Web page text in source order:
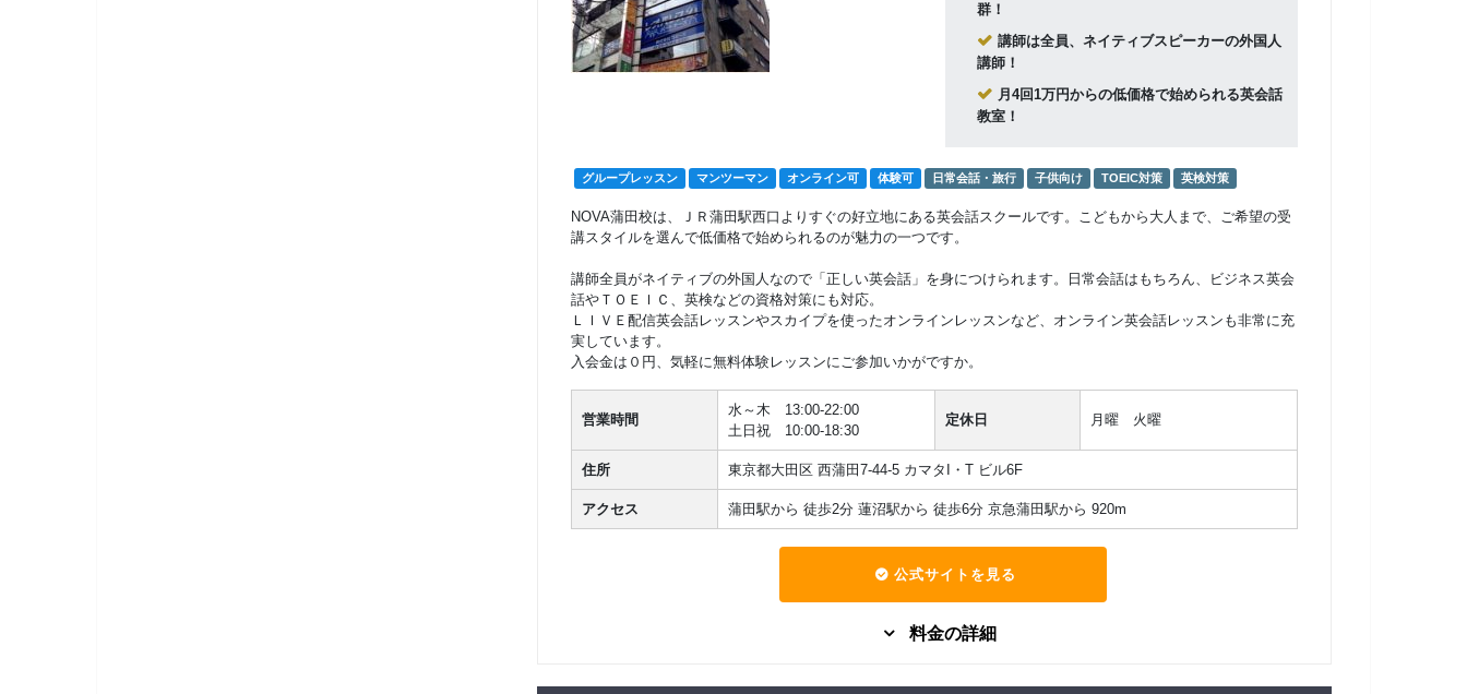
群！
講師は全員、ネイティブスピーカーの外国人
講師！
月4回1万円からの低価格で始められる英会話
教室！
グループレッスン マンツーマン オンライン可 体験可 日常会話・旅行 子供向け TOEIC対策 英検対策
NOVA蒲田校は、ＪＲ蒲田駅西口よりすぐの好立地にある英会話スクールです。こどもから大人まで、ご希望の受
講スタイルを選んで低価格で始められるのが魅力の一つです。
講師全員がネイティブの外国人なので「正しい英会話」を身につけられます。日常会話はもちろん、ビジネス英会
話やＴＯＥＩＣ、英検などの資格対策にも対応。
ＬＩＶＥ配信英会話レッスンやスカイプを使ったオンラインレッスンなど、オンライン英会話レッスンも非常に充
実しています。
入会金は０円、気軽に無料体験レッスンにご参加いかがですか。
営業時間
水～木 13:00‐22:00
土日祝 10:00-18:30
定休日 月曜 火曜
住所 東京都大田区 西蒲田7-44-5 カマタI・T ビル6F
アクセス 蒲田駅から 徒歩2分 蓮沼駅から 徒歩6分 京急蒲田駅から 920m
公式サイトを見る
料金の詳細
グループレッスン